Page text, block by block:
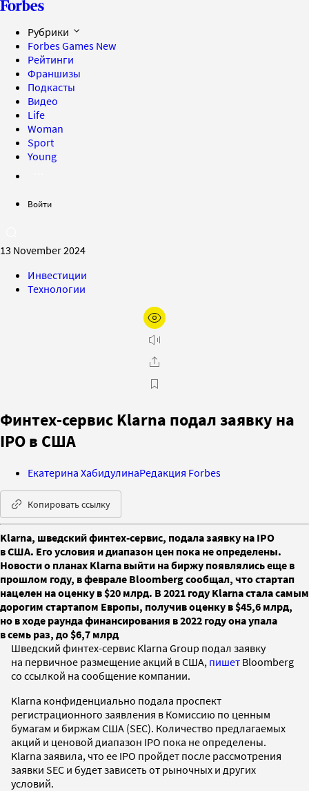
Рубрики
Forbes Games New
Рейтинги
Франшизы
Подкасты
Видео
Life
Woman
Sport
Young
Войти
13 November 2024
Инвестиции
Технологии
Финтех-сервис Klarna подал заявку на
IPO в США
Екатерина ХабидулинаРедакция Forbes
Копировать ссылку
Klarna, шведский финтех-сервис, подала заявку на IPO
в США. Его условия и диапазон цен пока не определены.
Новости о планах Klarna выйти на биржу появлялись еще в
прошлом году, в феврале Bloomberg сообщал, что стартап
нацелен на оценку в $20 млрд. В 2021 году Klarna стала самым
дорогим стартапом Европы, получив оценку в $45,6 млрд,
но в ходе раунда финансирования в 2022 году она упала
в семь раз, до $6,7 млрд
Шведский финтех-сервис Klarna Group подал заявку
на первичное размещение акций в США, пишет Bloomberg
со ссылкой на сообщение компании.
Klarna конфиденциально подала проспект
регистрационного заявления в Комиссию по ценным
бумагам и биржам США (SEC). Количество предлагаемых
акций и ценовой диапазон IPO пока не определены.
Klarna заявила, что ее IPO пройдет после рассмотрения
заявки SEC и будет зависеть от рыночных и других
условий.